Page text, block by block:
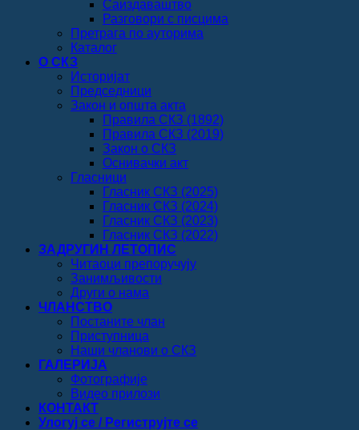
Саиздаваштво
Разговори с писцима
Претрага по ауторима
Каталог
О СКЗ
Историјат
Председници
Закон и општа акта
Правила СКЗ (1892)
Правила СКЗ (2019)
Закон о СКЗ
Оснивачки акт
Гласници
Гласник СКЗ (2025)
Гласник СКЗ (2024)
Гласник СКЗ (2023)
Гласник СКЗ (2022)
ЗАДРУГИН ЛЕТОПИС
Читаоци препоручују
Занимљивости
Други о нама
ЧЛАНСТВО
Постаните члан
Приступница
Наши чланови о СКЗ
ГАЛЕРИЈА
Фотографије
Видео прилози
КОНТАКТ
Улогуј се / Региструјте се